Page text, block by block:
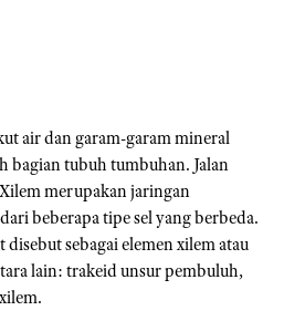
air dan garam-garam mineral
bagian tubuh tumbuhan. Jalan
merupakan jaringan
beberapa tipe sel yang berbeda.
sebagai elemen xilem atau
lain: trakeid unsur pembuluh,